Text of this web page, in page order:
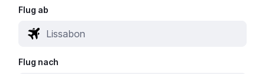
Flug ab
Flug nach